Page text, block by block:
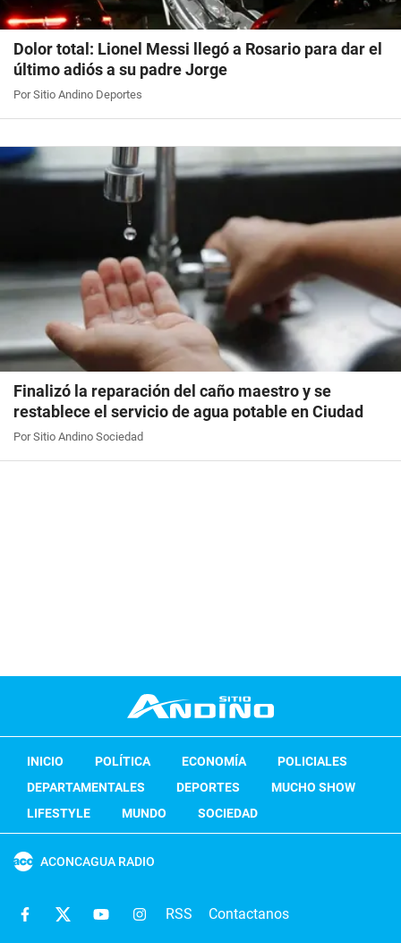
Dolor total: Lionel Messi llegó a Rosario para dar el
último adiós a su padre Jorge
Por Sitio Andino Deportes
Finalizó la reparación del caño maestro y se
restablece el servicio de agua potable en Ciudad
Por Sitio Andino Sociedad
INICIO POLÍTICA ECONOMÍA
POLICIALES
DEPARTAMENTALES
DEPORTES
MUCHO SHOW
LIFESTYLE
MUNDO SOCIEDAD
ACONCAGUA RADIO
RSS Contactanos